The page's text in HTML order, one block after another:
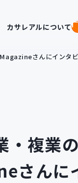
カサレアルについて
さんにインタ
・複業
さんに